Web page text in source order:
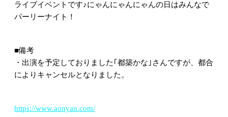
ライブイベントです♪にゃんにゃんにゃんの日はみんなで
パーリーナイト！
■備考
・出演を予定しておりました｢都築かな｣さんですが、都合
によりキャンセルとなりました。
https://www.aonyan.com/